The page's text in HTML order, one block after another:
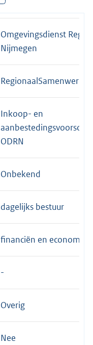
Omgevingsdienst Regio
Nijmegen
Inkoop- en
ODRN
Onbekend
dagelijks bestuur
financiën en economie
Overig
Nee